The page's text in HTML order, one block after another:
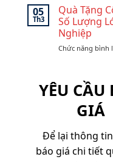
Tốt
SLL
05
Th3
Quà Tặng
Số Lượng
Nghiệp
Chức năng bình
YÊU CẦU
GIÁ
Để lại thông
báo giá chi tiết